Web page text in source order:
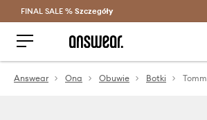
Oszczędzaj z Answear Club >
FINAL SALE % Szczegóły
Answear Ona Obuwie Botki